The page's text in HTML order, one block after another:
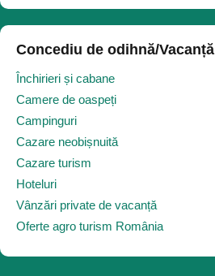
Concediu de odihnă/Vacanță
Închirieri și cabane
Camere de oaspeți
Campinguri
Cazare neobișnuită
Cazare turism
Hoteluri
Vânzări private de vacanță
Oferte agro turism România